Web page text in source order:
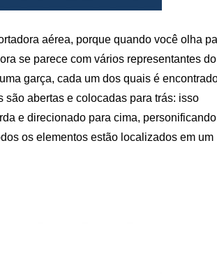
aérea, porque quando você olha
se parece com vários representantes do
garça, cada um dos quais é
são abertas e colocadas para trás: isso
e direcionado para cima,
os elementos estão localizados em um